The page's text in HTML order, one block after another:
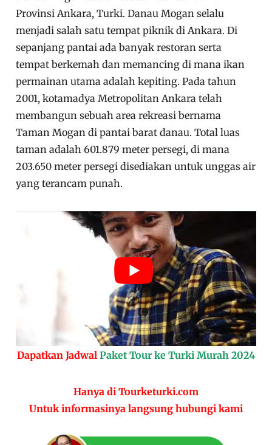
Provinsi Ankara, Turki. Danau Mogan selalu
menjadi salah satu tempat piknik di Ankara. Di
sepanjang pantai ada banyak restoran serta
tempat berkemah dan memancing di mana ikan
permainan utama adalah kepiting. Pada tahun
2001, kotamadya Metropolitan Ankara telah
membangun sebuah area rekreasi bernama
Taman Mogan di pantai barat danau. Total luas
taman adalah 601.879 meter persegi, di mana
203.650 meter persegi disediakan untuk unggas air
yang terancam punah.
Dapatkan Jadwal Paket Tour ke Turki Murah 2024
Hanya di Tourketurki.com
Untuk informasinya langsung hubungi kami